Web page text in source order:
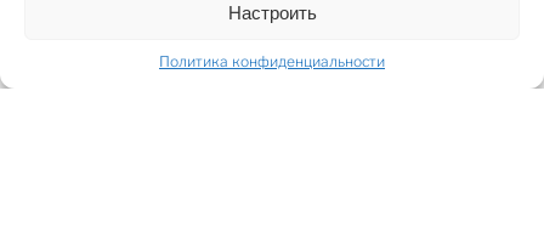
Настроить
Политика конфиденциальности